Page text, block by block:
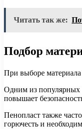
Читать так же:
Подбор
При выборе материала
Одним из популярных
повышает
Пенопласт также
горючесть и